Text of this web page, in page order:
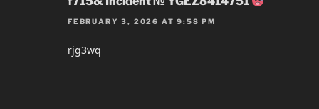
FEBRUARY 3, 2026 AT 9:58 PM
rjg3wq